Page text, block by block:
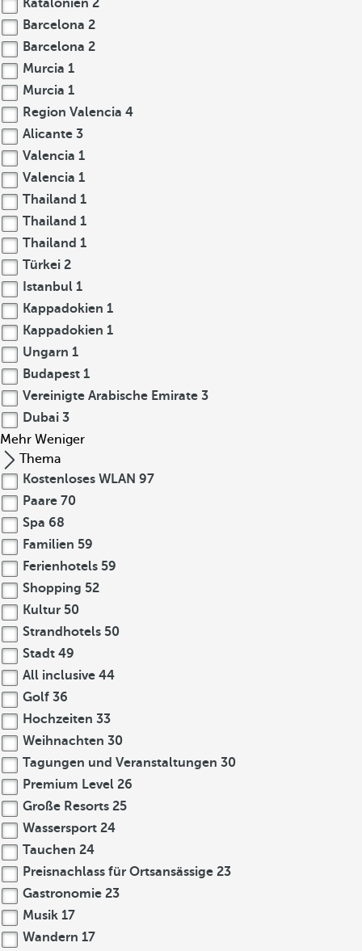
Katalonien 2
Barcelona 2
Barcelona 2
Murcia 1
Murcia 1
Region Valencia 4
Alicante 3
Valencia 1
Valencia 1
Thailand 1
Thailand 1
Thailand 1
Türkei 2
Istanbul 1
Kappadokien 1
Kappadokien 1
Ungarn 1
Budapest 1
Vereinigte Arabische Emirate 3
Dubai 3
Mehr Weniger
Thema
Kostenloses WLAN 97
Paare 70
Spa 68
Familien 59
Ferienhotels 59
Shopping 52
Kultur 50
Strandhotels 50
Stadt 49
All inclusive 44
Golf 36
Hochzeiten 33
Weihnachten 30
Tagungen und Veranstaltungen 30
Premium Level 26
Große Resorts 25
Wassersport 24
Tauchen 24
Preisnachlass für Ortsansässige 23
Gastronomie 23
Musik 17
Wandern 17